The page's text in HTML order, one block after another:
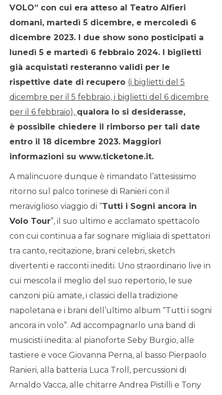
VOLO” con cui era atteso al Teatro Alfieri
domani, martedì 5 dicembre, e mercoledì 6
dicembre 2023. I due show sono posticipati a
lunedì 5 e martedì 6 febbraio 2024. I biglietti
già acquistati resteranno validi per le
rispettive date di recupero (i biglietti del 5
dicembre per il 5 febbraio, i biglietti del 6 dicembre
per il 6 febbraio), qualora lo si desiderasse,
è possibile chiedere il rimborso per tali date
entro il 18 dicembre 2023. Maggiori
informazioni su www.ticketone.it.
A malincuore dunque è rimandato l’attesissimo
ritorno sul palco torinese di Ranieri con il
meraviglioso viaggio di “Tutti i Sogni ancora in
Volo Tour”, il suo ultimo e acclamato spettacolo
con cui continua a far sognare migliaia di spettatori
tra canto, recitazione, brani celebri, sketch
divertenti e racconti inediti. Uno straordinario live in
cui mescola il meglio del suo repertorio, le sue
canzoni più amate, i classici della tradizione
napoletana e i brani dell’ultimo album “Tutti i sogni
ancora in volo”. Ad accompagnarlo una band di
musicisti inedita: al pianoforte Seby Burgio, alle
tastiere e voce Giovanna Perna, al basso Pierpaolo
Ranieri, alla batteria Luca Troll, percussioni di
Arnaldo Vacca, alle chitarre Andrea Pistilli e Tony